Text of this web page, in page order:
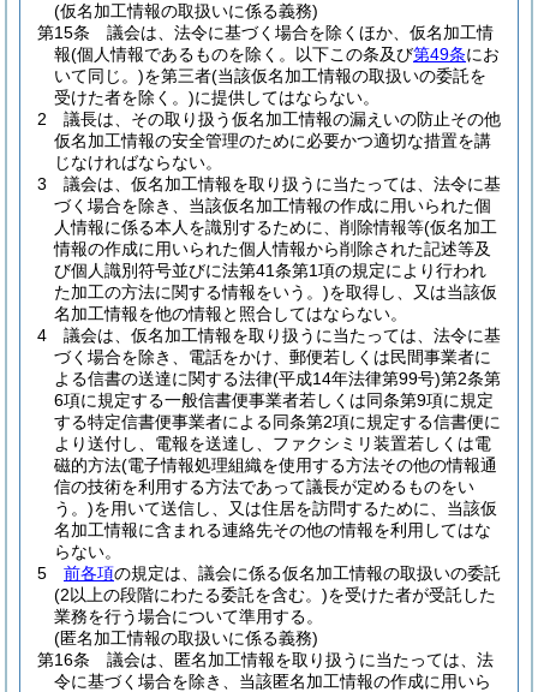
(仮名加工情報の取扱いに係る義務)
第15条
議会は、法令に基づく場合を除くほか、仮名加工情
報(個人情報であるものを除く。以下この条及び第49条にお
いて同じ。)を第三者(当該仮名加工情報の取扱いの委託を
受けた者を除く。)に提供してはならない。
2
議長は、その取り扱う仮名加工情報の漏えいの防止その他
仮名加工情報の安全管理のために必要かつ適切な措置を講
じなければならない。
3
議会は、仮名加工情報を取り扱うに当たっては、法令に基
づく場合を除き、当該仮名加工情報の作成に用いられた個
人情報に係る本人を識別するために、削除情報等(仮名加工
情報の作成に用いられた個人情報から削除された記述等及
び個人識別符号並びに法第41条第1項の規定により行われ
た加工の方法に関する情報をいう。)を取得し、又は当該仮
名加工情報を他の情報と照合してはならない。
4
議会は、仮名加工情報を取り扱うに当たっては、法令に基
づく場合を除き、電話をかけ、郵便若しくは民間事業者に
よる信書の送達に関する法律(平成14年法律第99号)第2条第
6項に規定する一般信書便事業者若しくは同条第9項に規定
する特定信書便事業者による同条第2項に規定する信書便に
より送付し、電報を送達し、ファクシミリ装置若しくは電
磁的方法(電子情報処理組織を使用する方法その他の情報通
信の技術を利用する方法であって議長が定めるものをい
う。)を用いて送信し、又は住居を訪問するために、当該仮
名加工情報に含まれる連絡先その他の情報を利用してはな
らない。
5
前各項の規定は、議会に係る仮名加工情報の取扱いの委託
(2以上の段階にわたる委託を含む。)を受けた者が受託した
業務を行う場合について準用する。
(匿名加工情報の取扱いに係る義務)
第16条
議会は、匿名加工情報を取り扱うに当たっては、法
令に基づく場合を除き、当該匿名加工情報の作成に用いら